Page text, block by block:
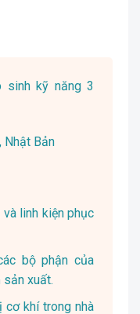
sinh kỹ năng 3
Nhật Bản
linh kiện phục
bộ phận của
xuất.
cơ khí trong nhà